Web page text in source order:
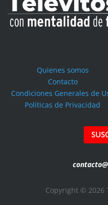
Quienes somos
Contacto
Condiciones Generales de
Políticas de Privacidad
Copyright © 2026